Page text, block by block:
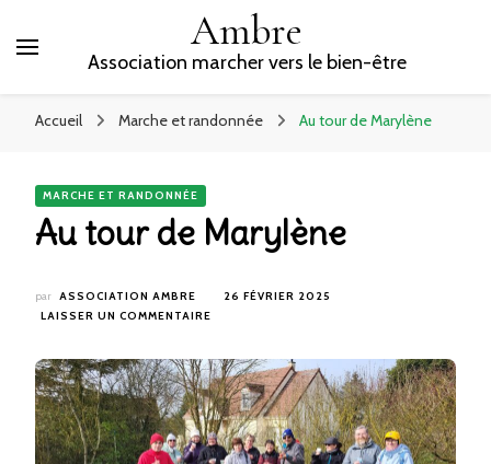
Ambre
Association marcher vers le bien-être
Accueil Marche et randonnée Au tour de Marylène
MARCHE ET RANDONNÉE
Au tour de Marylène
par ASSOCIATION AMBRE
26 FÉVRIER 2025
LAISSER UN COMMENTAIRE
DE
MARYLÈNE